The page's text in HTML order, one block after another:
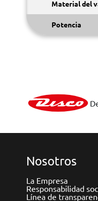
Material del
Potencia
Nosotros
La Empresa
Responsabilidad
Línea de